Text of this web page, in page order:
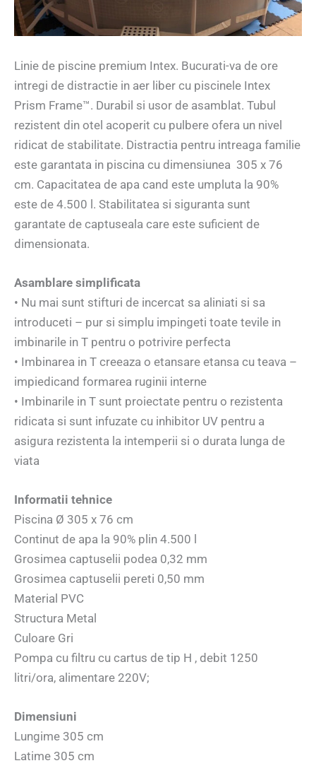
Linie de piscine premium Intex. Bucurati-va de ore
intregi de distractie in aer liber cu piscinele Intex
Prism Frame™. Durabil si usor de asamblat. Tubul
rezistent din otel acoperit cu pulbere ofera un nivel
ridicat de stabilitate. Distractia pentru intreaga familie
este garantata in piscina cu dimensiunea 305 x 76
cm. Capacitatea de apa cand este umpluta la 90%
este de 4.500 l. Stabilitatea si siguranta sunt
garantate de captuseala care este suficient de
dimensionata.
Asamblare simplificata
• Nu mai sunt stifturi de incercat sa aliniati si sa
introduceti – pur si simplu impingeti toate tevile in
imbinarile in T pentru o potrivire perfecta
• Imbinarea in T creeaza o etansare etansa cu teava –
impiedicand formarea ruginii interne
• Imbinarile in T sunt proiectate pentru o rezistenta
ridicata si sunt infuzate cu inhibitor UV pentru a
asigura rezistenta la intemperii si o durata lunga de
viata
Informatii tehnice
Piscina Ø 305 x 76 cm
Continut de apa la 90% plin 4.500 l
Grosimea captuselii podea 0,32 mm
Grosimea captuselii pereti 0,50 mm
Material PVC
Structura Metal
Culoare Gri
Pompa cu filtru cu cartus de tip H , debit 1250
litri/ora, alimentare 220V;
Dimensiuni
Lungime 305 cm
Latime 305 cm